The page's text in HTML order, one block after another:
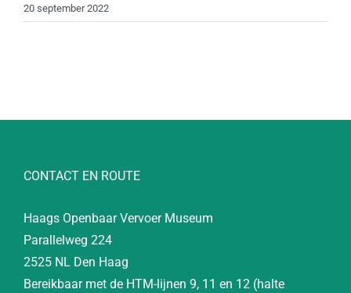
20 september 2022
CONTACT EN ROUTE
Haags Openbaar Vervoer Museum
Parallelweg 224
2525 NL Den Haag
Bereikbaar met de HTM-lijnen 9, 11 en 12 (halte